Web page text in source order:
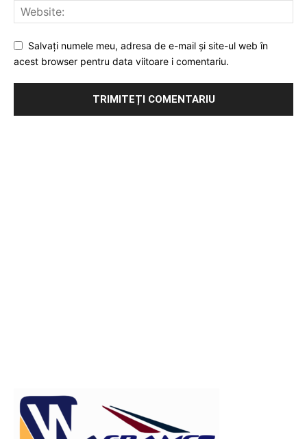
Salvați numele meu, adresa de e-mail și site-ul web în
acest browser pentru data viitoare i comentariu.